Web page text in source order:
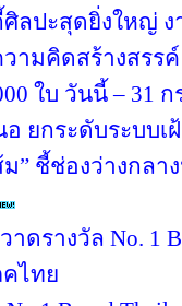
ลปะสุดยิ่งใหญ่
มคิดสร้างสรร
ใบ วันนี้ – 31
ยกระดับระบบ
” ชี้ช่องว่างกลา
รางวัล No. 1
ไทย